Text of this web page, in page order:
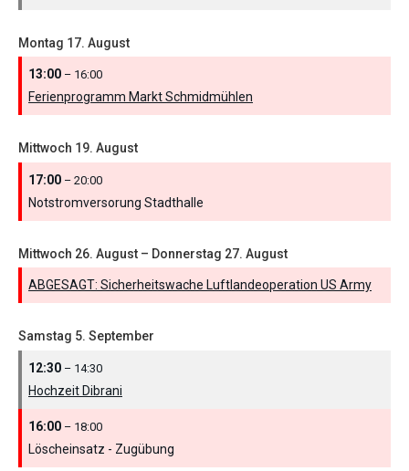
Montag 17. August
13:00 – 16:00
Ferienprogramm Markt Schmidmühlen
Mittwoch 19. August
17:00 – 20:00
Notstromversorung Stadthalle
Mittwoch 26. August – Donnerstag 27. August
ABGESAGT: Sicherheitswache Luftlandeoperation US Army
Samstag 5. September
12:30 – 14:30
Hochzeit Dibrani
16:00 – 18:00
Löscheinsatz - Zugübung